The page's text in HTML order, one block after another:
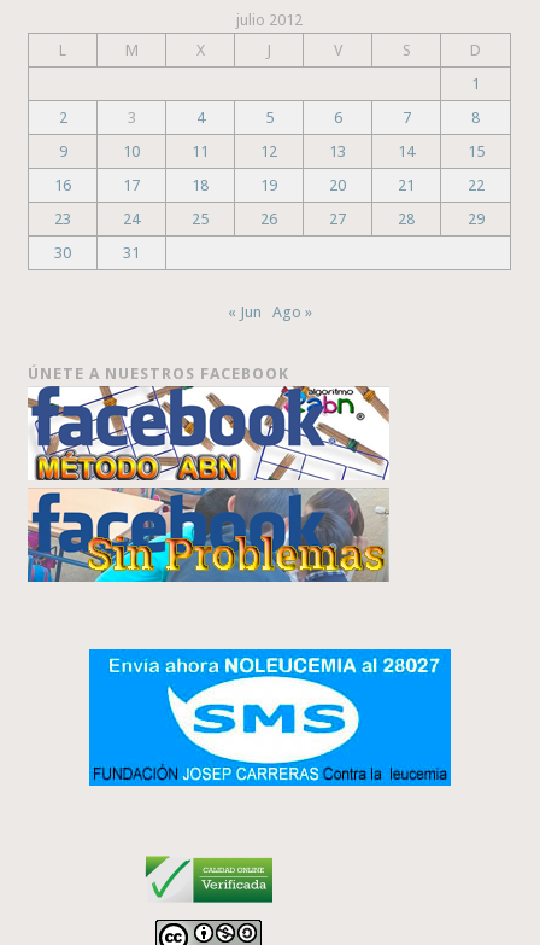
julio 2012
L
M X J V S
D
1
2
3 4 5 6 7
8
9
10 11 12 13 14
15
16
17 18 19 20 21
22
23
24 25 26 27 28
29
30
31
« Jun Ago »
ÚNETE A NUESTROS FACEBOOK